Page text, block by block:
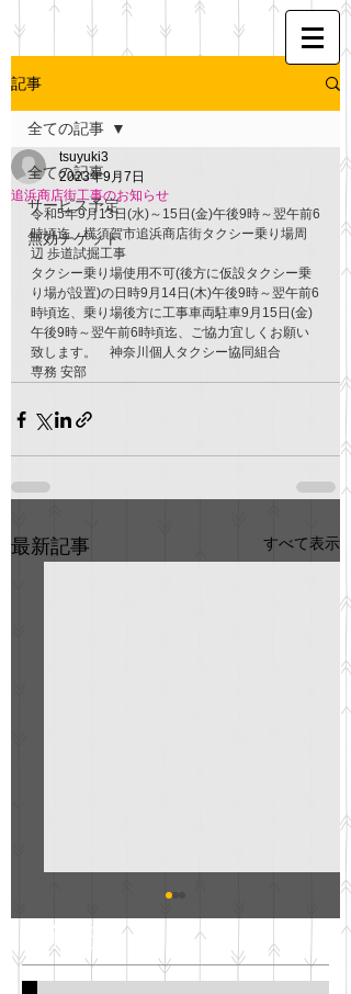
記事
全ての記事
サービス予定
無効チケット
全ての記事
追浜商店街工事のお知らせ
tsuyuki3
2023年9月7日
令和5年9月13日(水)～15日(金)午後9時～翌午前6
時頃迄、横須賀市追浜商店街タクシー乗り場周
辺 歩道試掘工事
タクシー乗り場使用不可(後方に仮設タクシー乗
り場が設置)の日時9月14日(木)午後9時～翌午前6
時頃迄、乗り場後方に工事車両駐車9月15日(金)
午後9時～翌午前6時頃迄、ご協力宜しくお願い
致します。　神奈川個人タクシー協同組合
専務 安部
最新記事 すべて表示
明日(11月6日)午後3時～5
階会議室にてGOの説明会
最新記事